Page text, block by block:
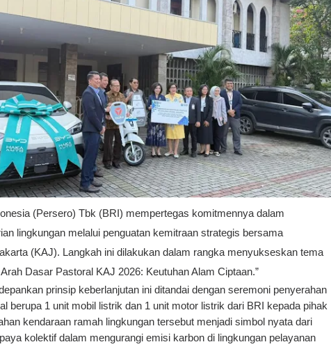
(Persero) Tbk (BRI) mempertegas komitmennya dalam
lingkungan melalui penguatan kemitraan strategis bersama
(KAJ). Langkah ini dilakukan dalam rangka menyukseskan tema
Dasar Pastoral KAJ 2026: Keutuhan Alam Ciptaan.”
prinsip keberlanjutan ini ditandai dengan seremoni penyerahan
berupa 1 unit mobil listrik dan 1 unit motor listrik dari BRI kepada pihak
kendaraan ramah lingkungan tersebut menjadi simbol nyata dari
kolektif dalam mengurangi emisi karbon di lingkungan pelayanan